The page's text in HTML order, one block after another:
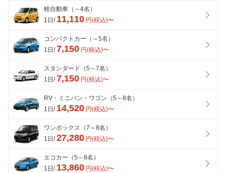
軽自動車（～4名）
1日/ 11,110 円(税込)〜
コンパクトカー（～5名）
1日/7,150 円(税込)〜
スタンダード（5～7名）
1日/7,150 円(税込)〜
RV・ミニバン・ワゴン（5～8名）
1日/ 14,520 円(税込)〜
ワンボックス（7～8名）
1日/27,280 円(税込)〜
エコカー（5～8名）
1日/ 13,860 円(税込)〜